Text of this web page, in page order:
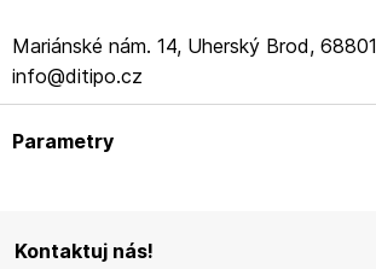
Mariánské nám. 14, Uherský Brod, 68801
info@ditipo.cz
Parametry
Kontaktuj nás!